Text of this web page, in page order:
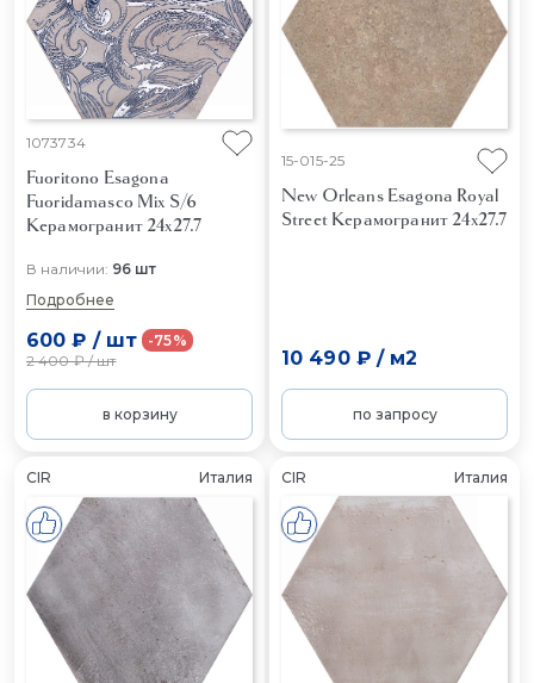
1073734
Fuoritono Esagona
Fuoridamasco Mix S/6
Керамогранит 24x27.7
В наличии: 96 шт
Подробнее
600 ₽ / шт
2 400 ₽/шт
-75%
в корзину
15-015-25
New Orleans Esagona Royal
Street Керамогранит 24x27.7
10 490 ₽/ м2
по запросу
CIR Италия CIR Италия